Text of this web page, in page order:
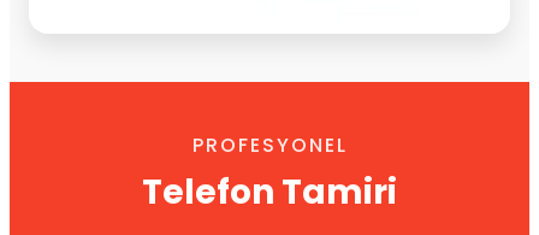
PROFESYONEL
Telefon Tamiri